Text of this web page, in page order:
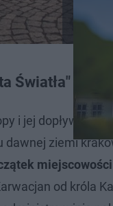
Światła"
i jej dopływu
ziemi
od króla